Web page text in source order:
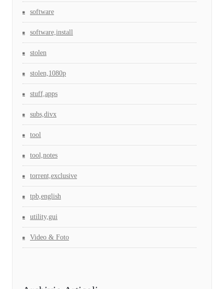
software
software,install
stolen
stolen,1080p
stuff,apps
subs,divx
tool
tool,notes
torrent,exclusive
tpb,english
utility,gui
Video & Foto